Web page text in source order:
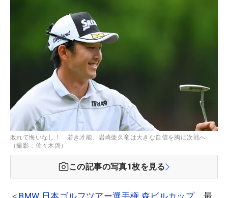
敗れて悔いなし！ 若き才能、岩崎亜久竜は大きな自信を胸に次戦へ
（撮影：佐々木啓）
この記事の写真1枚を見る
＜ BMW 日本ゴルフツアー選手権 森ビルカップ最